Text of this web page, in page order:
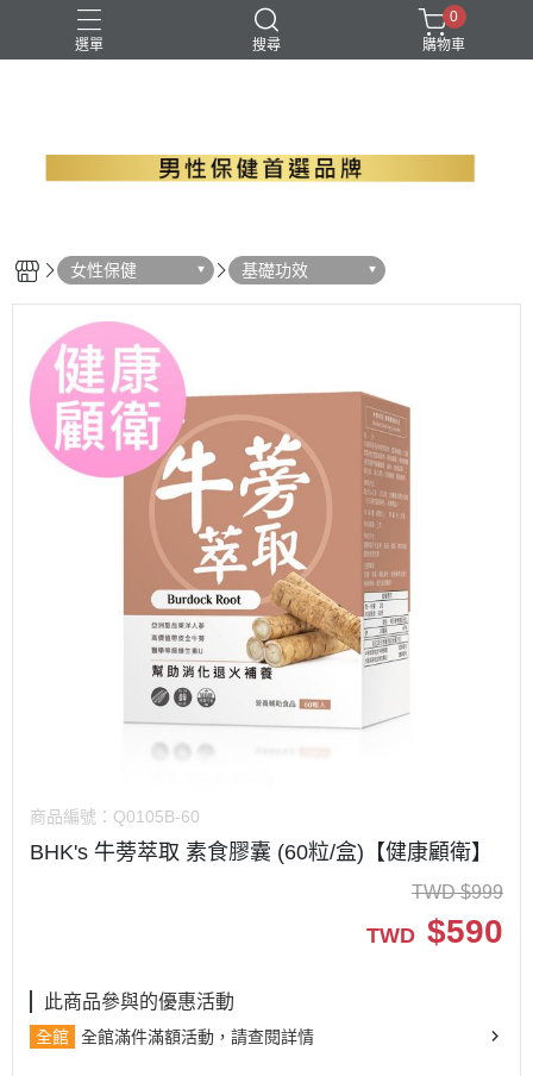
選單 搜尋
B群+馬卡 EPA魚油 瑪卡 精胺酸 螯合鋅
0
購物車
女性保健 基礎功效
商品編號： Q0105B-60
BHK's 牛蒡萃取 素食膠囊 (60粒/盒)【健康顧衛】
TWD $999
TWD $590
此商品參與的優惠活動
全館 全館滿件滿額活動，請查閱詳情